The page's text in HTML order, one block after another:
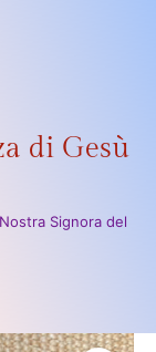
di Gesù
Signora del